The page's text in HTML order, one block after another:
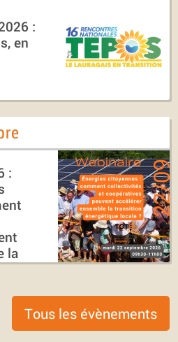
:
en
:
la
Tous les évènements